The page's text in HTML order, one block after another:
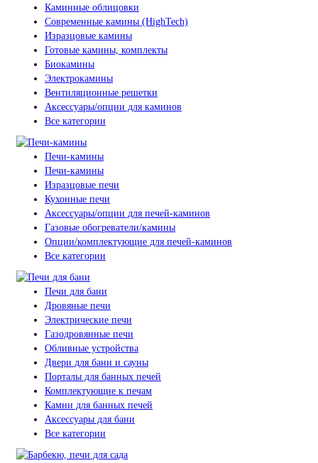
Каминные облицовки
Современные камины (HighTech)
Изразцовые камины
Готовые камины, комплекты
Биокамины
Электрокамины
Вентиляционные решетки
Аксессуары/опции для каминов
Все категории
Печи-камины
Печи-камины
Изразцовые печи
Кухонные печи
Аксессуары/опции для печей-каминов
Газовые обогреватели/камины
Опции/комплектующие для печей-каминов
Все категории
Печи для бани
Дровяные печи
Электрические печи
Газодровянные печи
Обливные устройства
Двери для бани и сауны
Порталы для банных печей
Комплектующие к печам
Камни для банных печей
Аксессуары для бани
Все категории